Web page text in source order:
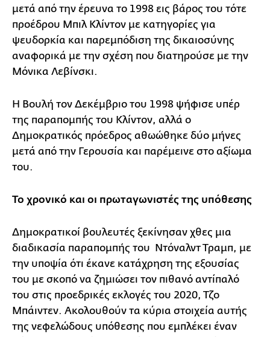
μετά από την έρευνα το 1998 εις βάρος του τότε
προέδρου Μπιλ Κλίντον με κατηγορίες για
ψευδορκία και παρεμπόδιση της δικαιοσύνης
αναφορικά με την σχέση που διατηρούσε με την
Μόνικα Λεβίνσκι.
Η Βουλή τον Δεκέμβριο του 1998 ψήφισε υπέρ
της παραπομπής του Κλίντον, αλλά ο
Δημοκρατικός πρόεδρος αθωώθηκε δύο μήνες
μετά από την Γερουσία και παρέμεινε στο αξίωμα
του.
Το χρονικό και οι πρωταγωνιστές της υπόθεσης
Δημοκρατικοί βουλευτές ξεκίνησαν χθες μια
διαδικασία παραπομπής του Ντόναλντ Τραμπ, με
την υποψία ότι έκανε κατάχρηση της εξουσίας
του με σκοπό να ζημιώσει τον πιθανό αντίπαλό
του στις προεδρικές εκλογές του 2020, Τζο
Μπάιντεν. Ακολουθούν τα κύρια στοιχεία αυτής
της νεφελώδους υπόθεσης που εμπλέκει έναν